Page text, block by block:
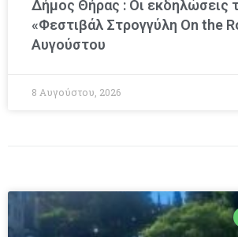
Δήμος Θήρας : Οι εκδηλώσεις
«Φεστιβάλ Στρογγύλη On the
Αυγούστου
8 Αυγούστου, 2026